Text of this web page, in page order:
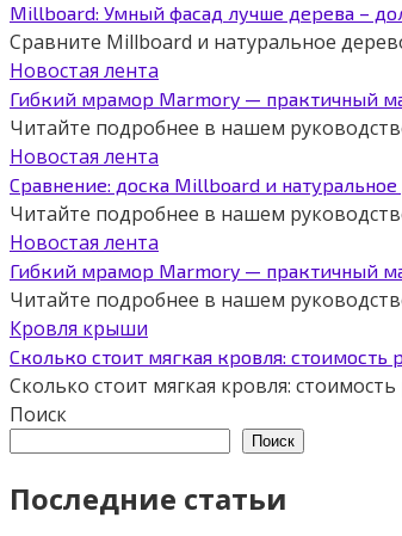
Millboard: Умный фасад лучше дерева –
Сравните Millboard и натуральное
Новостая лента
Гибкий мрамор Marmory — практичный
Читайте подробнее в нашем
Новостая лента
Сравнение: доска Millboard и
Читайте подробнее в нашем
Новостая лента
Гибкий мрамор Marmory — практичный
Читайте подробнее в нашем
Кровля крыши
Сколько стоит мягкая кровля: стоимость
Сколько стоит мягкая кровля:
Поиск
Поиск
Последние статьи